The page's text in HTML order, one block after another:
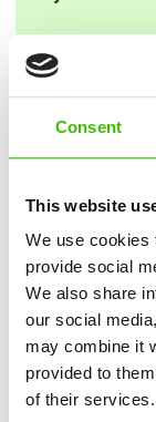
Consent
This website
We use cookies
provide social
We also share
our social
may combine it
provided to
of their services.
Nädalane
Esmaspäev
kergejõustik
taktika